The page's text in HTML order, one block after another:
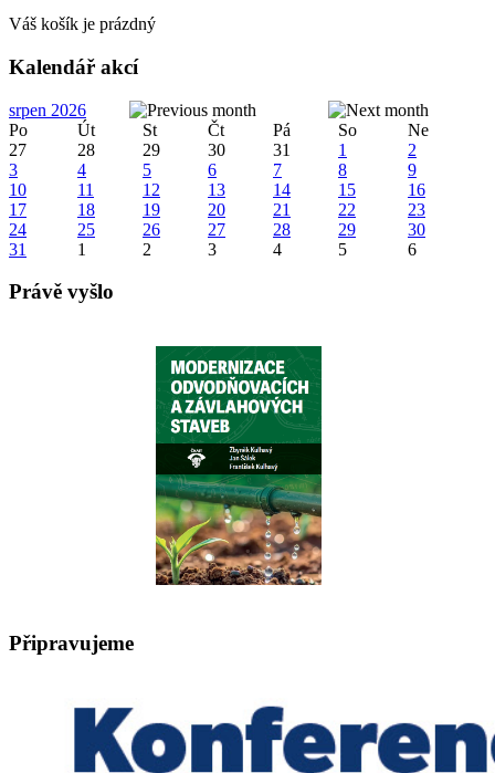
Váš košík je prázdný
Kalendář akcí
srpen 2026
Po
Út St Čt Pá So
Ne
27
28 29 30 31 1
2
3
4 5 6 7 8
9
10
11 12 13 14 15
16
17
18 19 20 21 22
23
24
25 26 27 28 29
30
31
1 2 3 4 5 6
Právě vyšlo
Připravujeme